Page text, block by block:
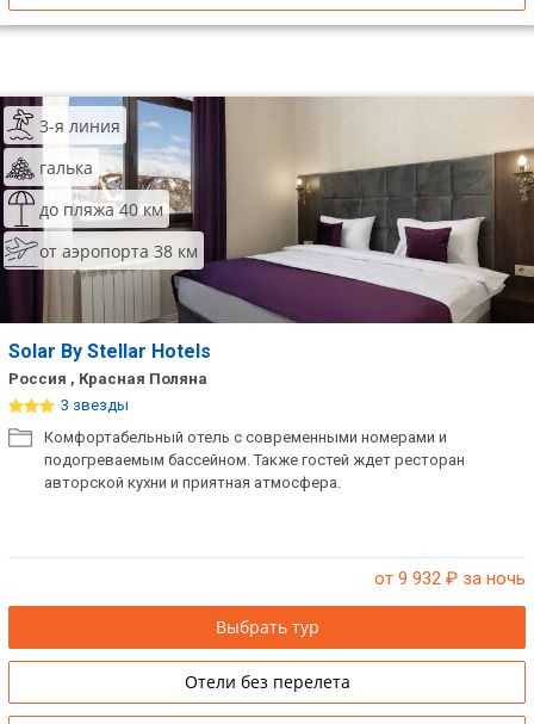
3-я линия
галька
до пляжа 40 км
от аэропорта 38 км
Solar By Stellar Hotels
Россия , Красная Поляна
3 звезды
Комфортабельный отель с современными номерами и
подогреваемым бассейном. Также гостей ждет ресторан
авторской кухни и приятная атмосфера.
от 9 932 ₽ за ночь
Выбрать тур
Отели без перелета